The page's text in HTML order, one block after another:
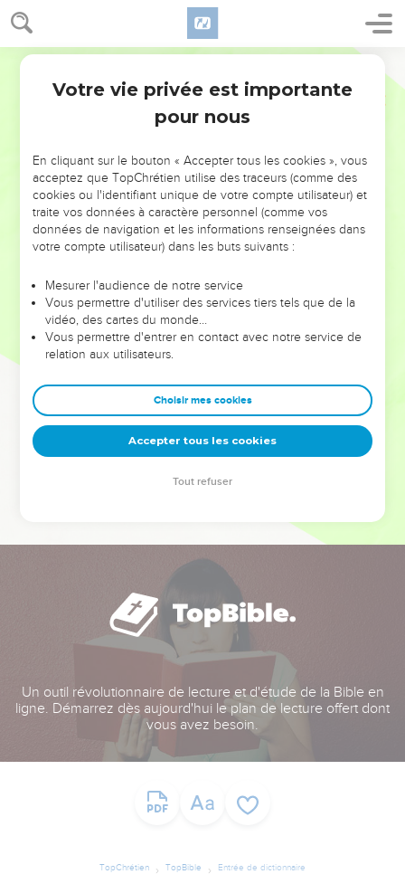
NE MANQUEZ PAS L’ÉVÉNEMENT
DE L’ANNÉE !
ET SI LEURS ERREURS POUVAIENT VOUS ÉVITER LES
VOTRES ?
leur foi ou leur vision. Mais on voit moins les doutes, les erreurs
et les saisons difficiles qu'ils ont traversés, alors même que ce
sont elles qui les ont façonnés.
Dans cette conférence, leaders, entrepreneurs, et responsables
clés pour avancer avec plus de sagesse afin que leurs erreurs
deviennent vos tremplins. Que vous guidiez un ministère, une
équipe, un groupe ou une famille, leur expérience est faite
pour vous.
Un outil révolutionnaire de lecture et d'étude de la Bible en
ligne. Démarrez dès aujourd'hui le plan de lecture offert dont
vous avez besoin.
TopChrétien TopBible Entrée de dictionnaire
Votre vie privée est importante
pour nous
En cliquant sur le bouton « Accepter tous les cookies », vous
acceptez que TopChrétien utilise des traceurs (comme des
cookies ou l'identifiant unique de votre compte utilisateur) et
traite vos données à caractère personnel (comme vos
données de navigation et les informations renseignées dans
votre compte utilisateur) dans les buts suivants :
Mesurer l'audience de notre service
Vous permettre d'utiliser des services tiers tels que de la
vidéo, des cartes du monde…
Vous permettre d'entrer en contact avec notre service de
relation aux utilisateurs.
Choisir mes cookies
Accepter tous les cookies
Tout refuser